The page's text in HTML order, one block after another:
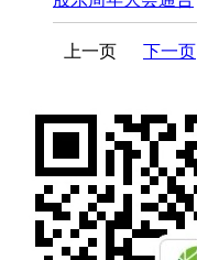
上一页 下一页